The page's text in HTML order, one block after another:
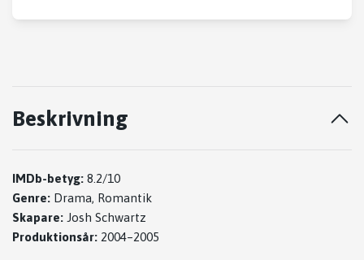
Beskrivning
IMDb-betyg: 8.2/10
Genre: Drama, Romantik
Skapare: Josh Schwartz
Produktionsår: 2004–2005